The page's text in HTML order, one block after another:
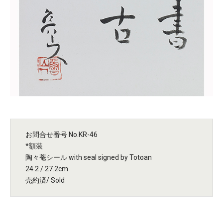
お問合せ番号 No.KR-46
*額装
陶々菴シール with seal signed by Totoan
24.2 / 27.2cm
売約済/ Sold